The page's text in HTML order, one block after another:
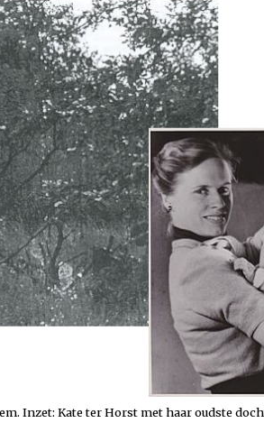
Inzet: Kate ter Horst met haar oudste